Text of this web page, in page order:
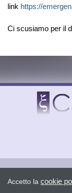
link https://
Ci scusiamo per il
Accetto la cookie